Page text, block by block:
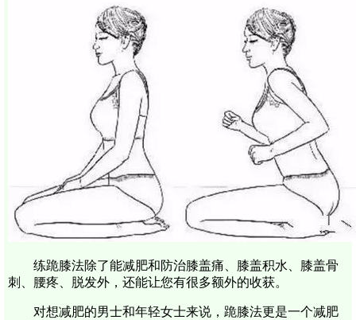
练跪膝法除了能减肥和防治膝盖痛、膝盖积水、膝盖骨
刺、腰疼、脱发外，还能让您有很多额外的收获。
对想减肥的男士和年轻女士来说，跪膝法更是一个减肥